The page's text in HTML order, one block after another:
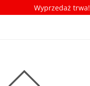
Wyprzedaż trwa!
Porady/ABC płytek